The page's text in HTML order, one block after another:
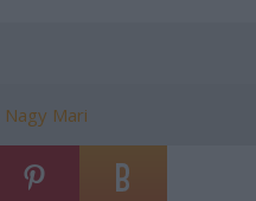
Nagy Mari